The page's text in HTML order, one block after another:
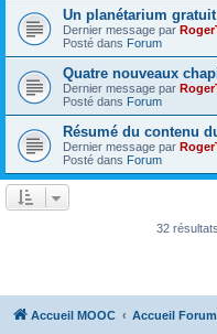
Un planétarium
Dernier message par
Posté dans Forum
Quatre nouveaux
Dernier message par
Posté dans Forum
Résumé du contenu
Dernier message par
Posté dans Forum
32
Accueil MOOC Accueil Forum